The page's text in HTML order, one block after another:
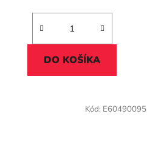
DO KOŠÍKA
Kód: E60490095